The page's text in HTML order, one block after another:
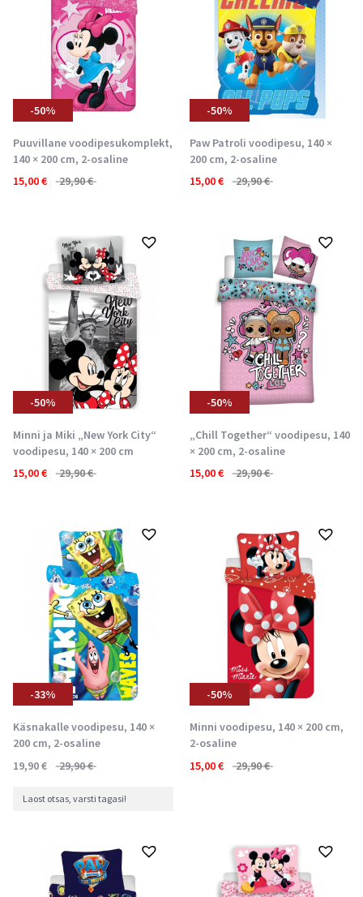
-50%
Puuvillane voodipesukomplekt,
140 × 200 cm, 2-osaline
15,00€ 29,90€
-50%
Paw Patroli voodipesu, 140 ×
200 cm, 2-osaline
15,00€ 29,90€
-50%
Minni ja Miki „New York City“
voodipesu, 140 × 200 cm
15,00€ 29,90€
-50%
„Chill Together“ voodipesu, 140
× 200 cm, 2-osaline
15,00€ 29,90€
-33%
Käsnakalle voodipesu, 140 ×
200 cm, 2-osaline
19,90€ 29,90€
Laost otsas, varsti tagasi!
-50%
Minni voodipesu, 140 × 200 cm,
2-osaline
15,00€ 29,90€